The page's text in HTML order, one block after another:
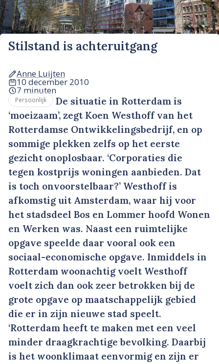
Stilstand is achteruitgang
Anne Luijten
10 december 2010
7 minuten
Persoonlijk
De situatie in Rotterdam is
‘moeizaam’, zegt Koen Westhoff van het
Rotterdamse Ontwikkelingsbedrijf, en op
sommige plekken zelfs op het eerste
gezicht onoplosbaar. ‘Corporaties die
tegen kostprijs woningen aanbieden. Dat
is toch onvoorstelbaar?’ Westhoff is
afkomstig uit Amsterdam, waar hij voor
het stadsdeel Bos en Lommer hoofd Wonen
en Werken was. Naast een ruimtelijke
opgave speelde daar vooral ook een
sociaal-economische opgave. Inmiddels in
Rotterdam woonachtig voelt Westhoff
voelt zich dan ook zeer betrokken bij de
grote opgave op maatschappelijk gebied
die er in zijn nieuwe stad speelt.
‘Rotterdam heeft te maken met een veel
minder draagkrachtige bevolking. Daarbij
is het woonklimaat eenvormig en zijn er